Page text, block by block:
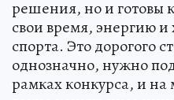
решения, но и готовы
свои время, энергию и
спорта. Это дорогого
однозначно, нужно
рамках конкурса, и